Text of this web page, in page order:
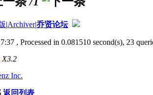
|Archiver|乔贤论坛
, Processed in 0.081510 second(s), 23
X3.2
Inc.
返回列表